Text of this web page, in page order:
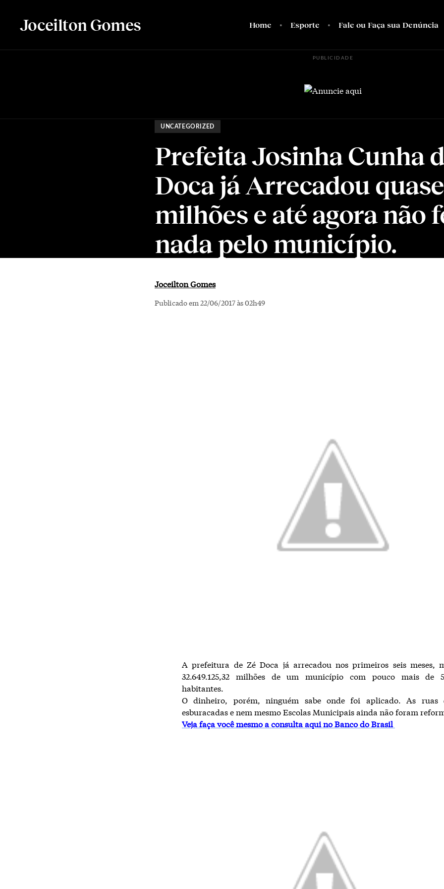
Joceilton Gomes Home Esporte Fale ou Faça sua Denúncia
PUBLICIDADE
UNCATEGORIZED
Prefeita Josinha Cunha
Doca já Arrecadou
milhões e até agora não
nada pelo município.
Joceilton Gomes
Publicado em 22/06/2017 às 02h49
A prefeitura de Zé Doca já arrecadou nos primeiros seis meses,
32.649.125,32 milhões de um município com pouco mais de
habitantes.
O dinheiro, porém, ninguém sabe onde foi aplicado. As ruas
esburacadas e nem mesmo Escolas Municipais ainda não foram
Veja faça você mesmo a consulta aqui no Banco do Brasil